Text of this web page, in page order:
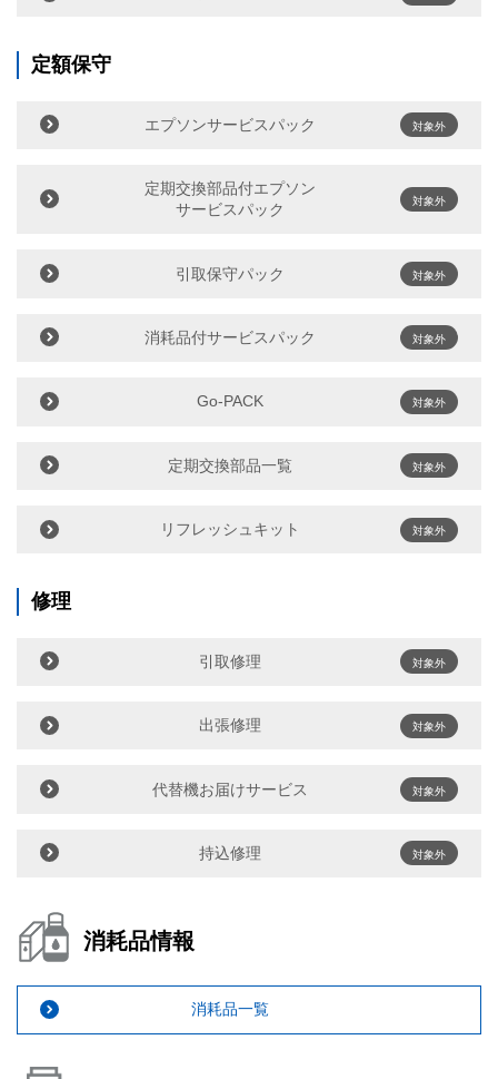
定額保守
エプソンサービスパック 対象外
定期交換部品付エプソン
サービスパック
対象外
引取保守パック 対象外
消耗品付サービスパック 対象外
Go-PACK 対象外
定期交換部品一覧 対象外
リフレッシュキット 対象外
修理
引取修理 対象外
出張修理 対象外
代替機お届けサービス 対象外
持込修理 対象外
消耗品情報
消耗品一覧